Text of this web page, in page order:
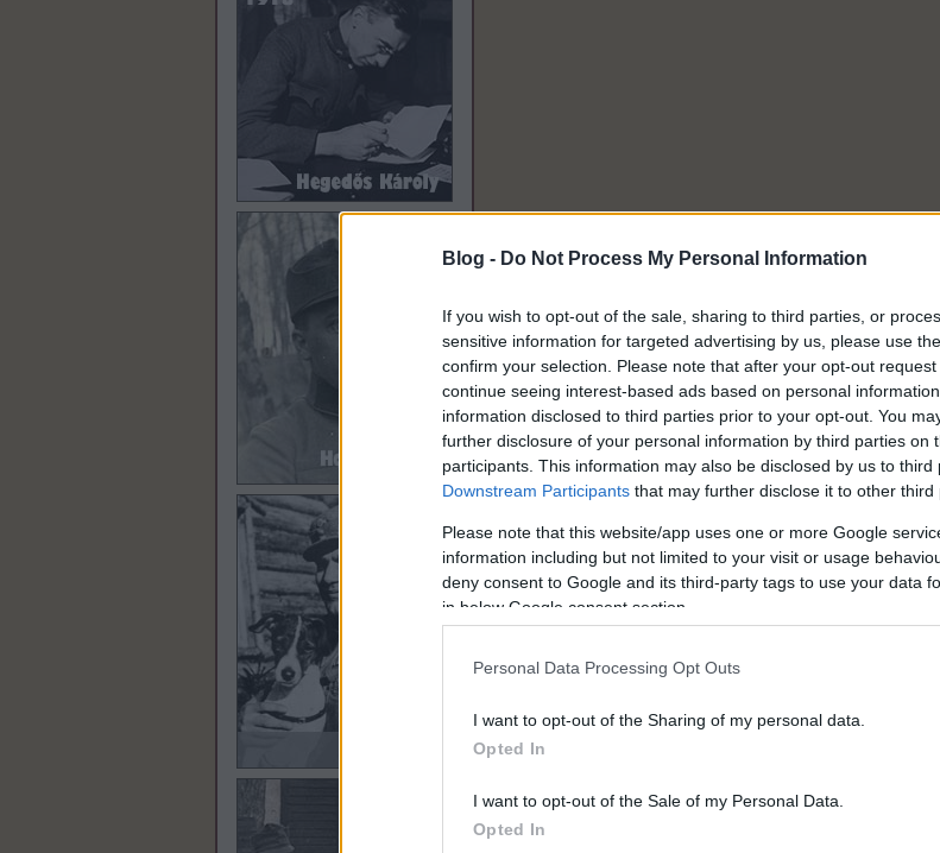
Blog - Do Not Process My Personal Information
If you wish to opt-out of the sale, sharing to third parties, or
sensitive information for targeted advertising by us, please use
confirm your selection. Please note that after your opt-out
continue seeing interest-based ads based on personal
information disclosed to third parties prior to your opt-out. You
further disclosure of your personal information by third parties on
participants. This information may also be disclosed by us to third
Downstream Participants that may further disclose it to other third
Please note that this website/app uses one or more Google
information including but not limited to your visit or usage
deny consent to Google and its third-party tags to use your data
in below Google consent section.
Personal Data Processing Opt Outs
I want to opt-out of the Sharing of my personal data.
Opted In
I want to opt-out of the Sale of my Personal Data.
Opted In